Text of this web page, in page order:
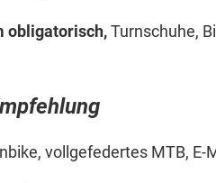
obligatorisch,Turnschuhe,
vollgefedertes MTB, E-